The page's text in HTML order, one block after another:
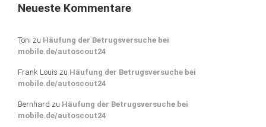
Neueste Kommentare
Toni zu Häufung der Betrugsversuche bei
mobile.de/autoscout24
Frank Louis zu Häufung der Betrugsversuche bei
mobile.de/autoscout24
Bernhard zu Häufung der Betrugsversuche bei
mobile.de/autoscout24